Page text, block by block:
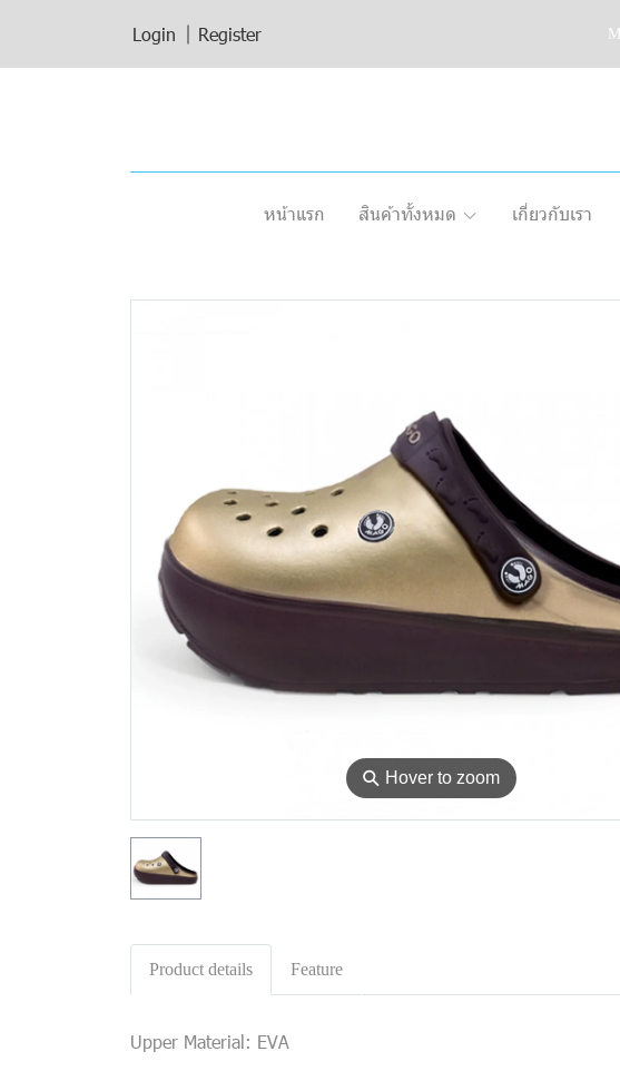
Login Register
หน้าแรก สินค้าทั้งหมด เกี่ยวกับเรา
⚲ Hover to zoom
Product details Feature
Upper Material: EVA